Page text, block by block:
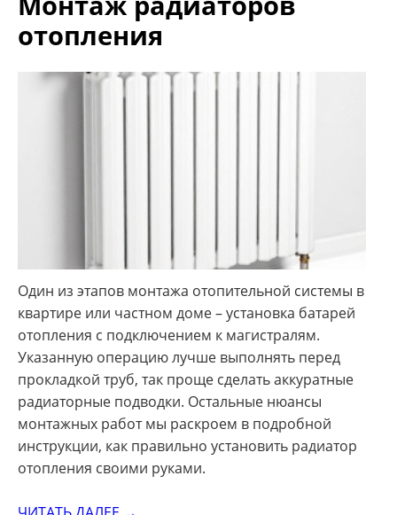
отопления
Один из этапов монтажа отопительной системы в
квартире или частном доме – установка батарей
отопления с подключением к магистралям.
Указанную операцию лучше выполнять перед
прокладкой труб, так проще сделать аккуратные
радиаторные подводки. Остальные нюансы
монтажных работ мы раскроем в подробной
инструкции, как правильно установить радиатор
отопления своими руками.